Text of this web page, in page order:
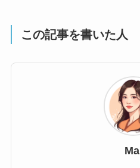
この記事を書いた人